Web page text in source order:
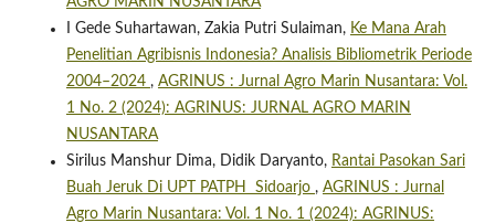
I Gede Suhartawan, Zakia Putri Sulaiman, Ke Mana Arah
Penelitian Agribisnis Indonesia? Analisis Bibliometrik Periode
2004–2024 , AGRINUS : Jurnal Agro Marin Nusantara: Vol.
1 No. 2 (2024): AGRINUS: JURNAL AGRO MARIN
NUSANTARA
Sirilus Manshur Dima, Didik Daryanto, Rantai Pasokan Sari
Buah Jeruk Di UPT PATPH Sidoarjo , AGRINUS : Jurnal
Agro Marin Nusantara: Vol. 1 No. 1 (2024): AGRINUS: